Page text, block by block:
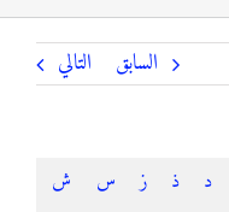
السابق التالي
د ذ ز س
ش